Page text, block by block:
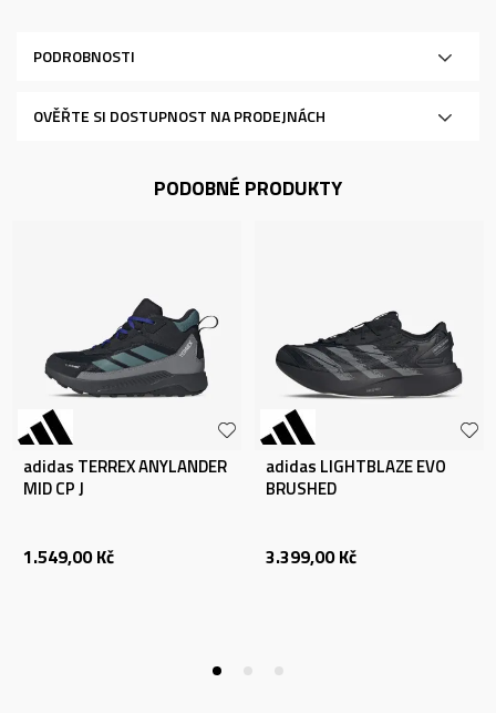
PODROBNOSTI
OVĚŘTE SI DOSTUPNOST NA PRODEJNÁCH
PODOBNÉ PRODUKTY
adidas TERREX ANYLANDER
MID CP J
1.549,00 Kč
adidas LIGHTBLAZE EVO
BRUSHED
3.399,00 Kč